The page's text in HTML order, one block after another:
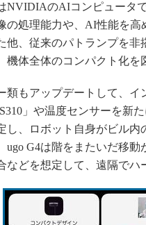
NVIDIAのAIコンピュータ
の処理能力や、AI性能を
他、従来のパトランプを
機体全体のコンパクト化を
もアップデートして、イ
」や温度センサーを新
し、ロボット自身がビル
ugo G4は階をまたいだ移
などを想定して、遠隔でハ